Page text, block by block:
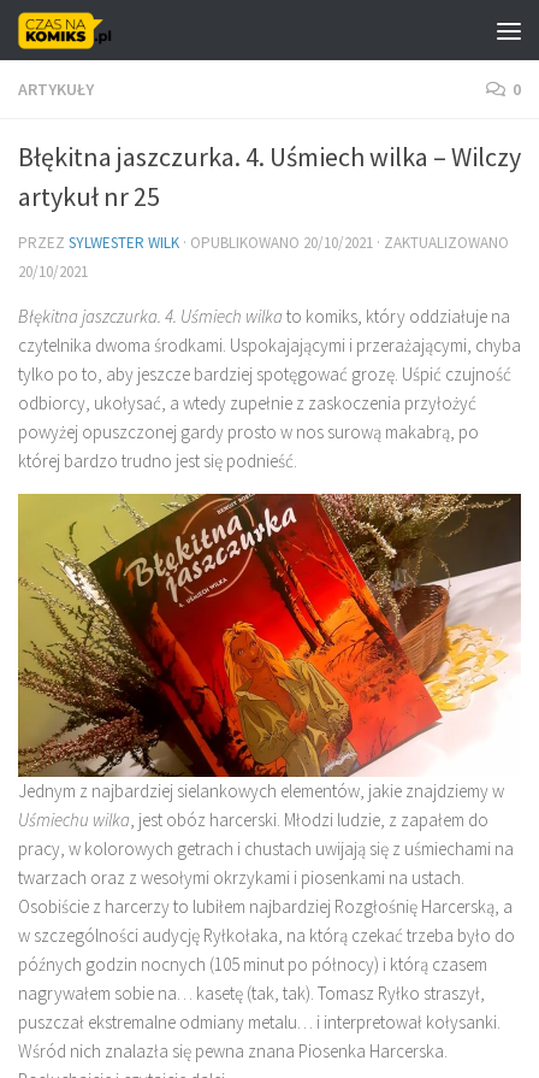
Skip to content
ARTYKUŁY 0
Błękitna jaszczurka. 4. Uśmiech wilka – Wilczy
artykuł nr 25
PRZEZ SYLWESTER WILK · OPUBLIKOWANO 20/10/2021 · ZAKTUALIZOWANO
20/10/2021
Błękitna jaszczurka. 4. Uśmiech wilkato komiks, który oddziałuje na
czytelnika dwoma środkami. Uspokajającymi i przerażającymi, chyba
tylko po to, aby jeszcze bardziej spotęgować grozę. Uśpić czujność
odbiorcy, ukołysać, a wtedy zupełnie z zaskoczenia przyłożyć
powyżej opuszczonej gardy prosto w nos surową makabrą, po
której bardzo trudno jest się podnieść.
Jednym z najbardziej sielankowych elementów, jakie znajdziemy w
Uśmiechu wilka, jest obóz harcerski. Młodzi ludzie, z zapałem do
pracy, w kolorowych getrach i chustach uwijają się z uśmiechami na
twarzach oraz z wesołymi okrzykami i piosenkami na ustach.
Osobiście z harcerzy to lubiłem najbardziej Rozgłośnię Harcerską, a
w szczególności audycję Ryłkołaka, na którą czekać trzeba było do
późnych godzin nocnych (105 minut po północy) i którą czasem
nagrywałem sobie na… kasetę (tak, tak). Tomasz Ryłko straszył,
puszczał ekstremalne odmiany metalu… i interpretował kołysanki.
Wśród nich znalazła się pewna znana Piosenka Harcerska.